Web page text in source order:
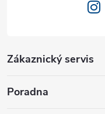
Zákaznický servis
Poradna